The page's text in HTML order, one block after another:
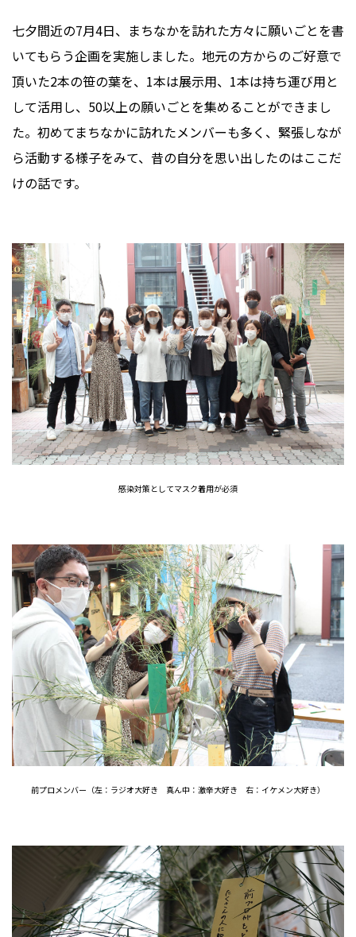
七夕間近の7月4日、まちなかを訪れた方々に願いごとを書
いてもらう企画を実施しました。地元の方からのご好意で
頂いた2本の笹の葉を、1本は展示用、1本は持ち運び用と
して活用し、50以上の願いごとを集めることができまし
た。初めてまちなかに訪れたメンバーも多く、緊張しなが
ら活動する様子をみて、昔の自分を思い出したのはここだ
けの話です。
感染対策としてマスク着用が必須
前プロメンバー（左：ラジオ大好き 真ん中：激辛大好き 右：イケメン大好き）